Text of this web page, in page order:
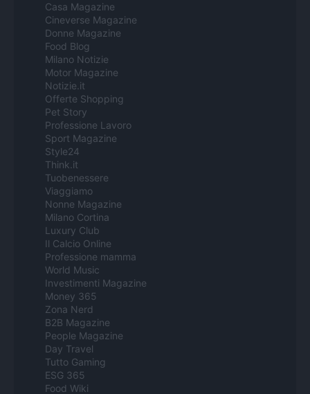
Casa Magazine
Cineverse Magazine
Donne Magazine
Food Blog
Milano Notizie
Motor Magazine
Notizie.it
Offerte Shopping
Pet Story
Professione Lavoro
Sport Magazine
Style24
Think.it
Tuobenessere
Viaggiamo
Nonne Magazine
Milano Cortina
Luxury Club
Il Calcio Online
Professione mamma
World Music
Investimenti Magazine
Money 365
Zona Nerd
B2B Magazine
People Magazine
Day Travel
Tutto Gaming
ESG 365
Food Wiki